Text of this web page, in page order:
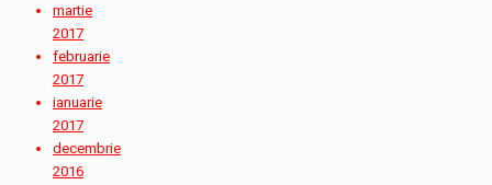
martie
2017
februarie
2017
ianuarie
2017
decembrie
2016